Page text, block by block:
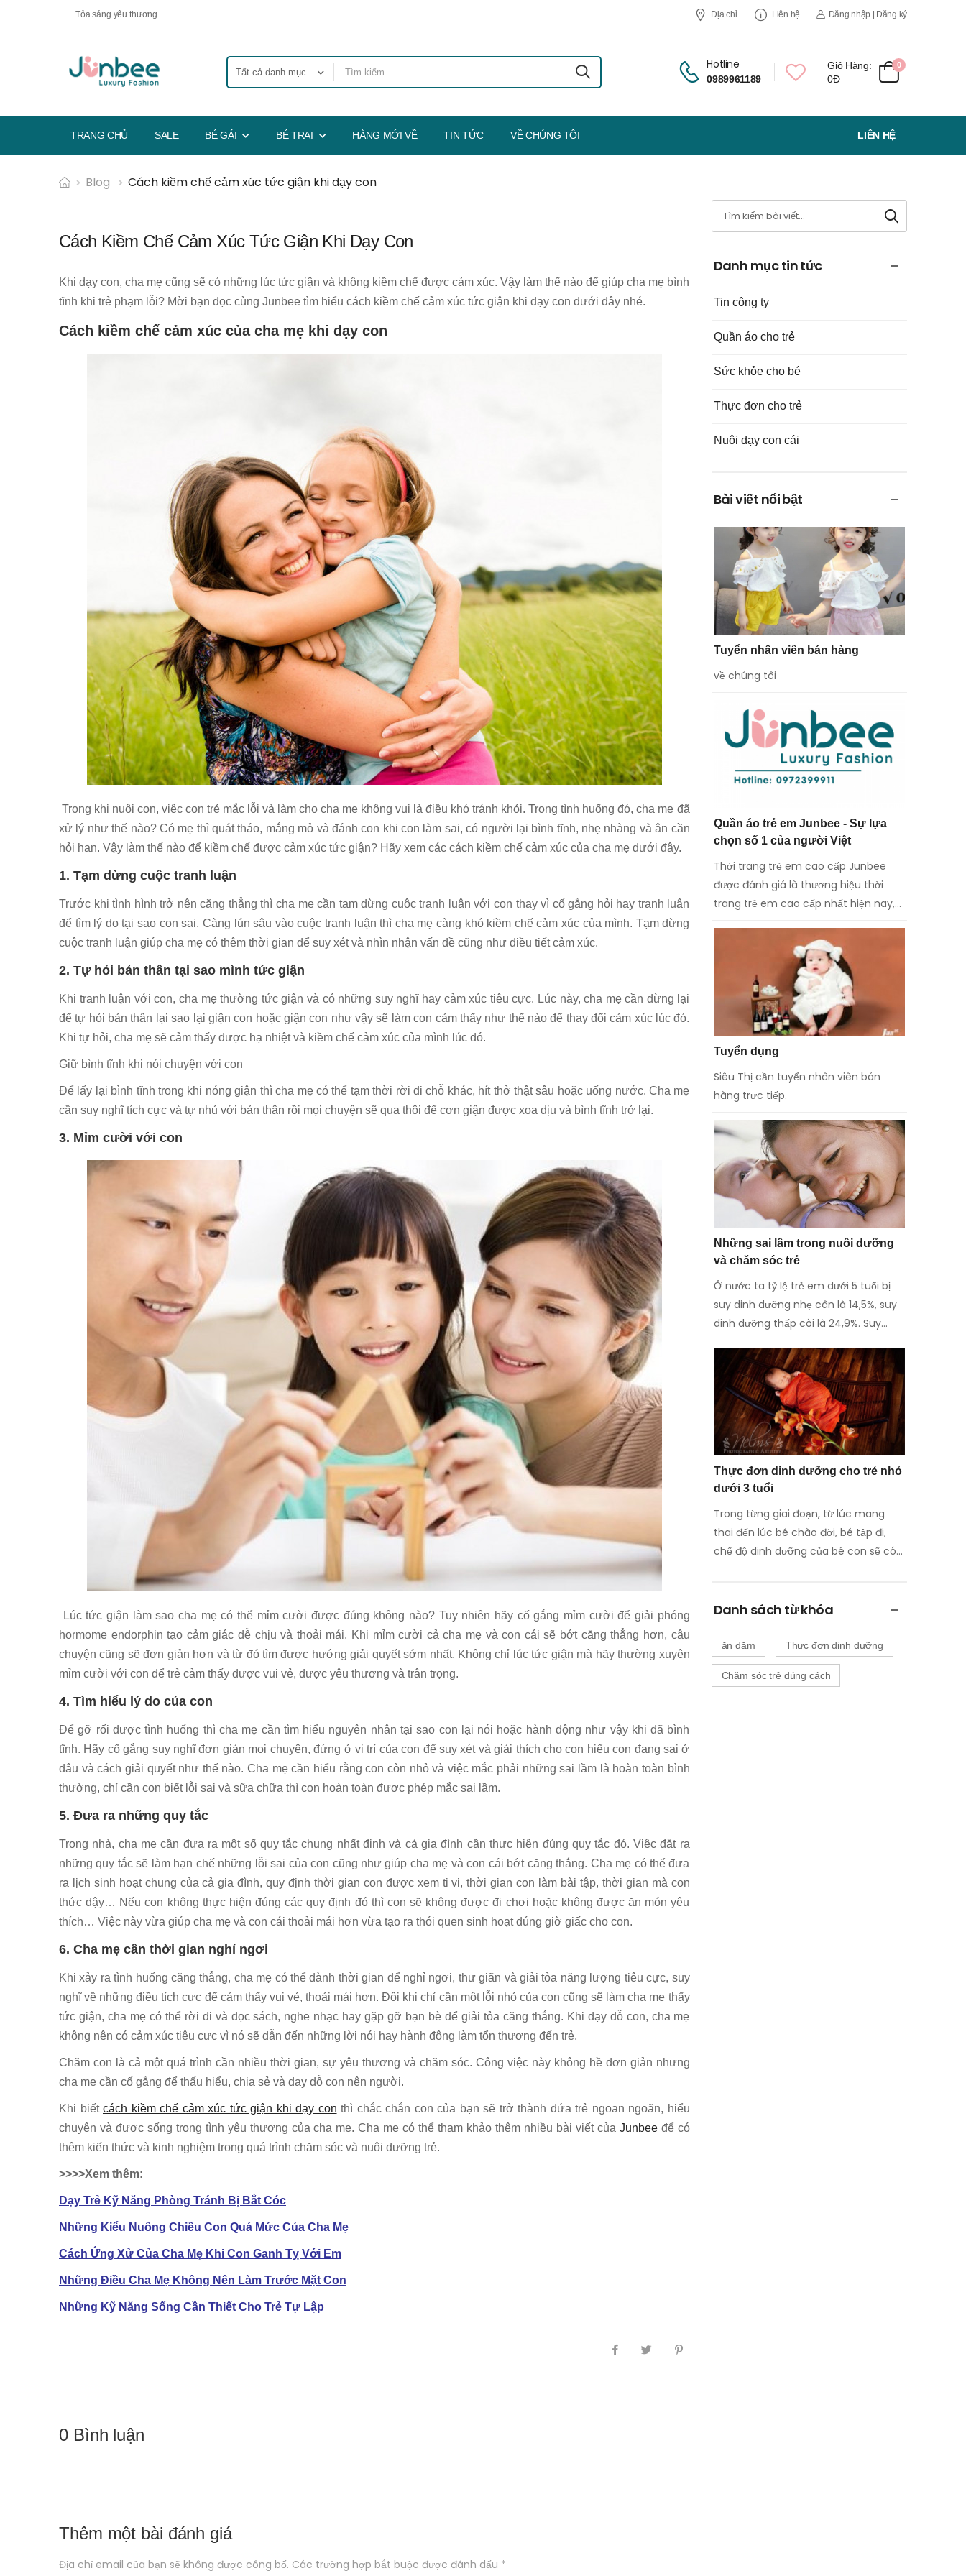
Tỏa sáng yêu thương Địa chỉ Liên hệ Đăng nhập | Đăng ký
Hotline
0989961189
Giỏ Hàng:
0Đ
0
TRANG CHỦ SALE BÉ GÁI BÉ TRAI HÀNG MỚI VỀ TIN TỨC VỀ CHÚNG TÔI LIÊN HỆ
Blog Cách kiềm chế cảm xúc tức giận khi dạy con
Cách Kiềm Chế Cảm Xúc Tức Giận Khi Dạy Con
Khi dạy con, cha mẹ cũng sẽ có những lúc tức giận và không kiềm chế được cảm xúc. Vậy làm thế nào để giúp cha mẹ bình
tĩnh khi trẻ phạm lỗi? Mời bạn đọc cùng Junbee tìm hiểu cách kiềm chế cảm xúc tức giận khi dạy con dưới đây nhé.
Cách kiềm chế cảm xúc của cha mẹ khi dạy con
Trong khi nuôi con, việc con trẻ mắc lỗi và làm cho cha mẹ không vui là điều khó tránh khỏi. Trong tình huống đó, cha mẹ đã
xử lý như thế nào? Có mẹ thì quát tháo, mắng mỏ và đánh con khi con làm sai, có người lại bình tĩnh, nhẹ nhàng và ân cần
hỏi han. Vậy làm thế nào để kiềm chế được cảm xúc tức giận? Hãy xem các cách kiềm chế cảm xúc của cha mẹ dưới đây.
1. Tạm dừng cuộc tranh luận
Trước khi tình hình trở nên căng thẳng thì cha mẹ cần tạm dừng cuộc tranh luận với con thay vì cố gắng hỏi hay tranh luận
để tìm lý do tại sao con sai. Càng lún sâu vào cuộc tranh luận thì cha mẹ càng khó kiềm chế cảm xúc của mình. Tạm dừng
cuộc tranh luận giúp cha mẹ có thêm thời gian để suy xét và nhìn nhận vấn đề cũng như điều tiết cảm xúc.
2. Tự hỏi bản thân tại sao mình tức giận
Khi tranh luận với con, cha mẹ thường tức giận và có những suy nghĩ hay cảm xúc tiêu cực. Lúc này, cha mẹ cần dừng lại
để tự hỏi bản thân lại sao lại giận con hoặc giận con như vậy sẽ làm con cảm thấy như thế nào để thay đổi cảm xúc lúc đó.
Khi tự hỏi, cha mẹ sẽ cảm thấy được hạ nhiệt và kiềm chế cảm xúc của mình lúc đó.
Giữ bình tĩnh khi nói chuyện với con
Để lấy lại bình tĩnh trong khi nóng giận thì cha mẹ có thể tạm thời rời đi chỗ khác, hít thở thật sâu hoặc uống nước. Cha mẹ
cần suy nghĩ tích cực và tự nhủ với bản thân rồi mọi chuyện sẽ qua thôi để cơn giận được xoa dịu và bình tĩnh trở lại.
3. Mỉm cười với con
Lúc tức giận làm sao cha mẹ có thể mỉm cười được đúng không nào? Tuy nhiên hãy cố gắng mỉm cười để giải phóng
hormome endorphin tạo cảm giác dễ chịu và thoải mái. Khi mỉm cười cả cha mẹ và con cái sẽ bớt căng thẳng hơn, câu
chuyện cũng sẽ đơn giản hơn và từ đó tìm được hướng giải quyết sớm nhất. Không chỉ lúc tức giận mà hãy thường xuyên
mỉm cười với con để trẻ cảm thấy được vui vẻ, được yêu thương và trân trọng.
4. Tìm hiểu lý do của con
Để gỡ rối được tình huống thì cha mẹ cần tìm hiểu nguyên nhân tại sao con lại nói hoặc hành động như vậy khi đã bình
tĩnh. Hãy cố gắng suy nghĩ đơn giản mọi chuyện, đứng ở vị trí của con để suy xét và giải thích cho con hiểu con đang sai ở
đâu và cách giải quyết như thế nào. Cha mẹ cần hiểu rằng con còn nhỏ và việc mắc phải những sai lầm là hoàn toàn bình
thường, chỉ cần con biết lỗi sai và sữa chữa thì con hoàn toàn được phép mắc sai lầm.
5. Đưa ra những quy tắc
Trong nhà, cha mẹ cần đưa ra một số quy tắc chung nhất định và cả gia đình cần thực hiện đúng quy tắc đó. Việc đặt ra
những quy tắc sẽ làm hạn chế những lỗi sai của con cũng như giúp cha mẹ và con cái bớt căng thẳng. Cha mẹ có thể đưa
ra lịch sinh hoạt chung của cả gia đình, quy định thời gian con được xem ti vi, thời gian con làm bài tập, thời gian mà con
thức dậy… Nếu con không thực hiện đúng các quy định đó thì con sẽ không được đi chơi hoặc không được ăn món yêu
thích… Việc này vừa giúp cha mẹ và con cái thoải mái hơn vừa tạo ra thói quen sinh hoạt đúng giờ giấc cho con.
6. Cha mẹ cần thời gian nghỉ ngơi
Khi xảy ra tình huống căng thẳng, cha mẹ có thể dành thời gian để nghỉ ngơi, thư giãn và giải tỏa năng lượng tiêu cực, suy
nghĩ về những điều tích cực để cảm thấy vui vẻ, thoải mái hơn. Đôi khi chỉ cần một lỗi nhỏ của con cũng sẽ làm cha mẹ thấy
tức giận, cha mẹ có thể rời đi và đọc sách, nghe nhạc hay gặp gỡ bạn bè để giải tỏa căng thẳng. Khi dạy dỗ con, cha mẹ
không nên có cảm xúc tiêu cực vì nó sẽ dẫn đến những lời nói hay hành động làm tổn thương đến trẻ.
Chăm con là cả một quá trình cần nhiều thời gian, sự yêu thương và chăm sóc. Công việc này không hề đơn giản nhưng
cha mẹ cần cố gắng để thấu hiểu, chia sẻ và dạy dỗ con nên người.
Khi biết cách kiềm chế cảm xúc tức giận khi dạy con thì chắc chắn con của bạn sẽ trở thành đứa trẻ ngoan ngoãn, hiểu
chuyện và được sống trong tình yêu thương của cha mẹ. Cha mẹ có thể tham khảo thêm nhiều bài viết của Junbeeđể có
thêm kiến thức và kinh nghiệm trong quá trình chăm sóc và nuôi dưỡng trẻ.
>>>>Xem thêm:
Dạy Trẻ Kỹ Năng Phòng Tránh Bị Bắt Cóc
Những Kiểu Nuông Chiều Con Quá Mức Của Cha Mẹ
Cách Ứng Xử Của Cha Mẹ Khi Con Ganh Tỵ Với Em
Những Điều Cha Mẹ Không Nên Làm Trước Mặt Con
Những Kỹ Năng Sống Cần Thiết Cho Trẻ Tự Lập
0 Bình luận
Thêm một bài đánh giá
Địa chỉ email của bạn sẽ không được công bố. Các trường hợp bắt buộc được đánh dấu *
Danh mục tin tức
Tin công ty
Quần áo cho trẻ
Sức khỏe cho bé
Thực đơn cho trẻ
Nuôi dạy con cái
Bài viết nổi bật
Tuyển nhân viên bán hàng
về chúng tôi
Quần áo trẻ em Junbee - Sự lựa
chọn số 1 của người Việt
Thời trang trẻ em cao cấp Junbee
được đánh giá là thương hiệu thời
trang trẻ em cao cấp nhất hiện nay,
Tuyển dụng
Siêu Thị cần tuyển nhân viên bán
hàng trực tiếp.
Những sai lầm trong nuôi dưỡng
và chăm sóc trẻ
Ở nước ta tỷ lệ trẻ em dưới 5 tuổi bị
suy dinh dưỡng nhẹ cân là 14,5%, suy
dinh dưỡng thấp còi là 24,9%. Suy
trong đó ...
Thực đơn dinh dưỡng cho trẻ nhỏ
dưới 3 tuổi
Trong từng giai đoạn, từ lúc mang
thai đến lúc bé chào đời, bé tập đi,
chế độ dinh dưỡng của bé con sẽ có
Danh sách từ khóa
ăn dặm Thực đơn dinh dưỡng
Chăm sóc trẻ đúng cách